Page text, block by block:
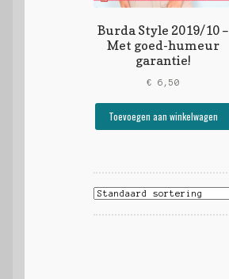
Burda Style 2019/10 –
Met goed-humeur
garantie!
€ 6,50
Toevoegen aan winkelwagen